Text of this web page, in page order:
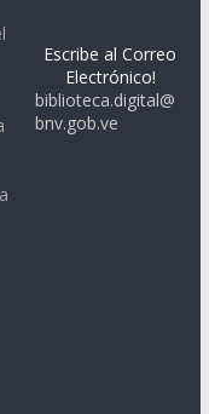
Escribe al Correo
Electrónico!
biblioteca.digital@
bnv.gob.ve